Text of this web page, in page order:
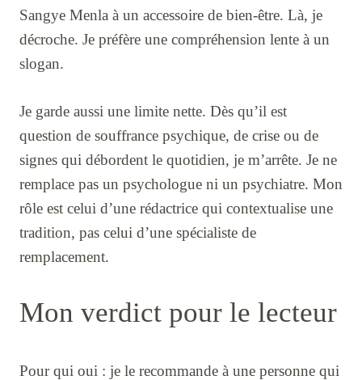
Sangye Menla à un accessoire de bien-être. Là, je
décroche. Je préfère une compréhension lente à un
slogan.
Je garde aussi une limite nette. Dès qu’il est
question de souffrance psychique, de crise ou de
signes qui débordent le quotidien, je m’arrête. Je ne
remplace pas un psychologue ni un psychiatre. Mon
rôle est celui d’une rédactrice qui contextualise une
tradition, pas celui d’une spécialiste de
remplacement.
Mon verdict pour le lecteur
Pour qui oui : je le recommande à une personne qui